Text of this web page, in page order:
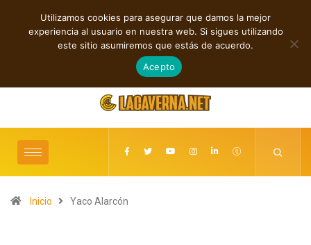
TENDENCIAS
sobre libertad, desamor y transformación Nueva música
agosto 6, 2026
Inicio Yaco Alarcón
Utilizamos cookies para asegurar que damos la mejor
experiencia al usuario en nuestra web. Si sigues utilizando
este sitio asumiremos que estás de acuerdo.
Acepto